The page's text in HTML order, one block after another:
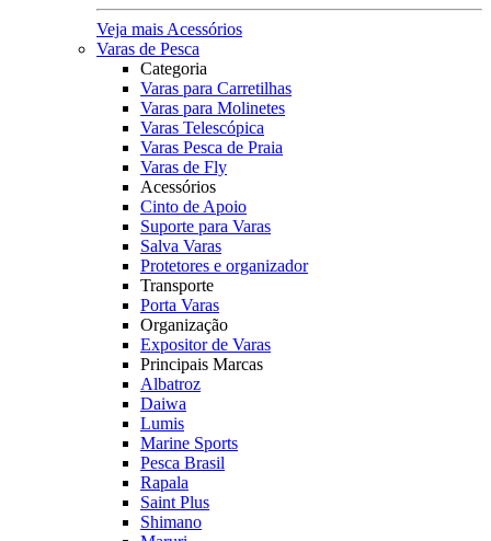
Veja mais Acessórios
Varas de Pesca
Categoria
Varas para Carretilhas
Varas para Molinetes
Varas Telescópica
Varas Pesca de Praia
Varas de Fly
Acessórios
Cinto de Apoio
Suporte para Varas
Salva Varas
Protetores e organizador
Transporte
Porta Varas
Organização
Expositor de Varas
Principais Marcas
Albatroz
Daiwa
Lumis
Marine Sports
Pesca Brasil
Rapala
Saint Plus
Shimano